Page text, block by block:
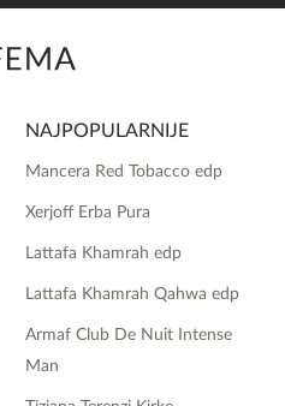
NAJPOPULARNIJE
Mancera Red Tobacco edp
Xerjoff Erba Pura
Lattafa Khamrah edp
Lattafa Khamrah Qahwa edp
Armaf Club De Nuit Intense
Man